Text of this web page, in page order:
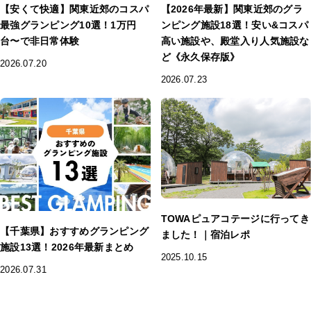
【安くて快適】関東近郊のコスパ
最強グランピング10選！1万円
台〜で非日常体験
2026.07.20
【2026年最新】関東近郊のグラ
ンピング施設18選！安い&コスパ
高い施設や、殿堂入り人気施設な
ど《永久保存版》
2026.07.23
【千葉県】おすすめグランピング
施設13選！2026年最新まとめ
2026.07.31
TOWAピュアコテージに行ってき
ました！｜宿泊レポ
2025.10.15